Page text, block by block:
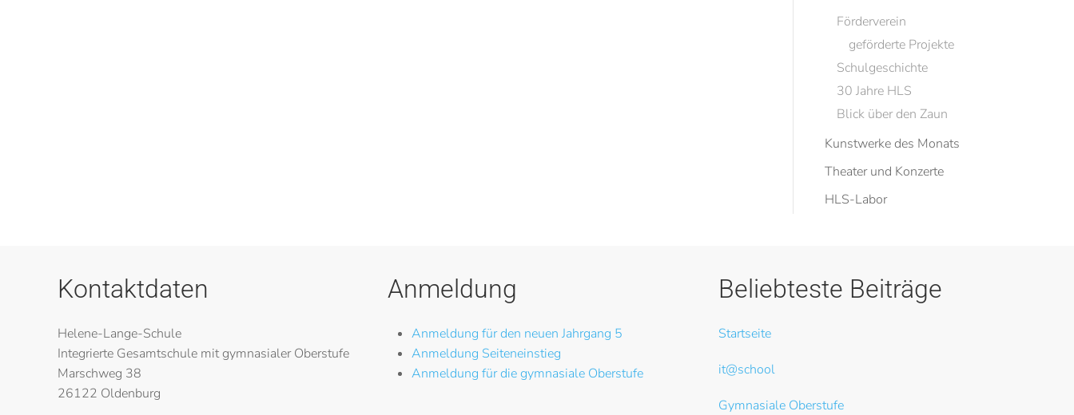
Förderverein
geförderte Projekte
Schulgeschichte
30 Jahre HLS
Blick über den Zaun
Kunstwerke des Monats
Theater und Konzerte
HLS-Labor
Kontaktdaten
Helene-Lange-Schule
Integrierte Gesamtschule mit gymnasialer Oberstufe
Marschweg 38
26122 Oldenburg
Anmeldung
Anmeldung für den neuen Jahrgang 5
Anmeldung Seiteneinstieg
Anmeldung für die gymnasiale Oberstufe
Beliebteste Beiträge
Startseite
it@school
Gymnasiale Oberstufe